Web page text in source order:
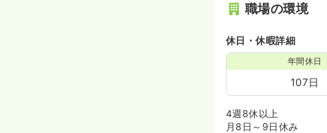
職場の環境
休日・休暇詳細
年間休日
107日
4週8休以上
月8日～9日休み